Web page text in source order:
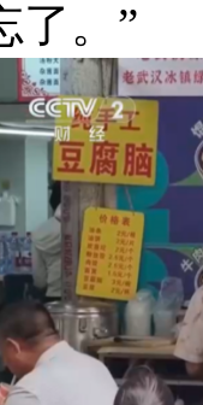
了。”